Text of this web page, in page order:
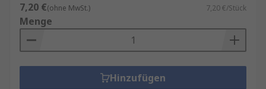
7,20 €(ohne MwSt.) 7,20 €/Stück
Menge
Hinzufügen